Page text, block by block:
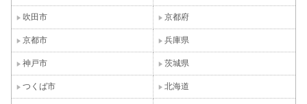
吹田市 京都府
京都市 兵庫県
神戸市 茨城県
つくば市 北海道